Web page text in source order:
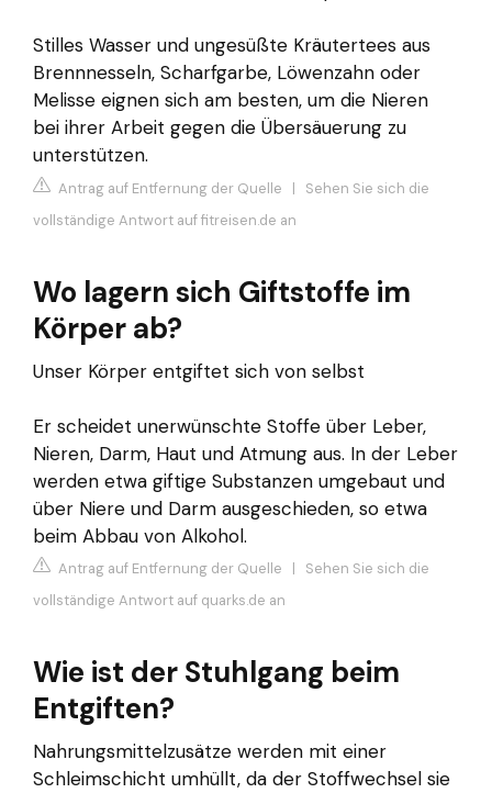
Stilles Wasser und ungesüßte Kräutertees aus
Brennnesseln, Scharfgarbe, Löwenzahn oder
Melisse eignen sich am besten, um die Nieren
bei ihrer Arbeit gegen die Übersäuerung zu
unterstützen.
Antrag auf Entfernung der Quelle | Sehen Sie sich die
vollständige Antwort auf fitreisen.de an
Wo lagern sich Giftstoffe im
Körper ab?
Unser Körper entgiftet sich von selbst
Er scheidet unerwünschte Stoffe über Leber,
Nieren, Darm, Haut und Atmung aus. In der Leber
werden etwa giftige Substanzen umgebaut und
über Niere und Darm ausgeschieden, so etwa
beim Abbau von Alkohol.
Antrag auf Entfernung der Quelle | Sehen Sie sich die
vollständige Antwort auf quarks.de an
Wie ist der Stuhlgang beim
Entgiften?
Nahrungsmittelzusätze werden mit einer
Schleimschicht umhüllt, da der Stoffwechsel sie